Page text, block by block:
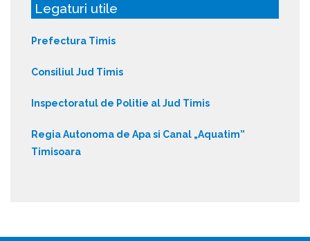
Legaturi utile
Prefectura Timis
Consiliul Jud Timis
Inspectoratul de Politie al Jud Timis
Regia Autonoma de Apa si Canal „Aquatim”
Timisoara